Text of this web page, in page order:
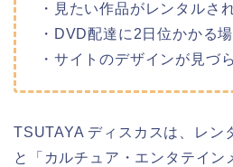
・見たい作品がレンタルさ
・DVD配達に2日位かかる
・サイトのデザインが見づ
TSUTAYA ディスカスは、レン
と「カルチュア・エンタテイン